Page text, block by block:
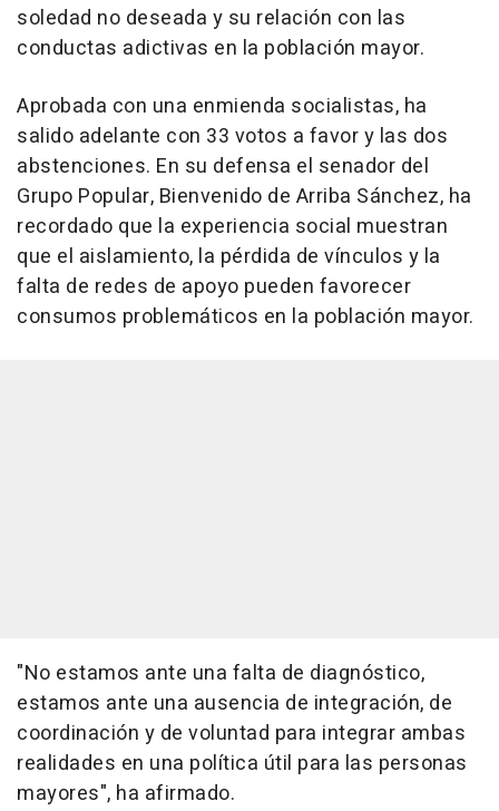
soledad no deseada y su relación con las
conductas adictivas en la población mayor.
Aprobada con una enmienda socialistas, ha
salido adelante con 33 votos a favor y las dos
abstenciones. En su defensa el senador del
Grupo Popular, Bienvenido de Arriba Sánchez, ha
recordado que la experiencia social muestran
que el aislamiento, la pérdida de vínculos y la
falta de redes de apoyo pueden favorecer
consumos problemáticos en la población mayor.
"No estamos ante una falta de diagnóstico,
estamos ante una ausencia de integración, de
coordinación y de voluntad para integrar ambas
realidades en una política útil para las personas
mayores", ha afirmado.